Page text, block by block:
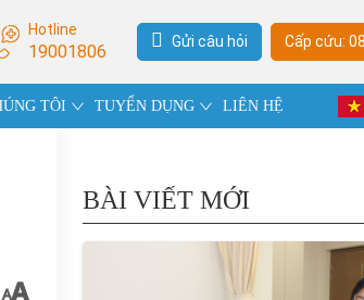
Hotline
19001806 Gửi câu hỏi Cấp cứu:
TÔI TUYỂN DỤNG LIÊN HỆ
BÀI VIẾT MỚI